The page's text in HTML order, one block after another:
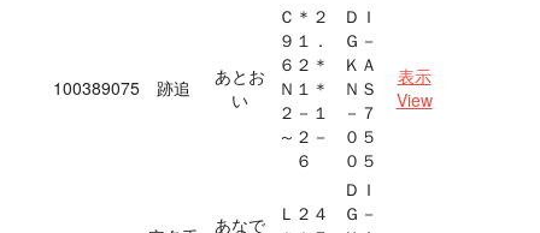
100389075 跡追
あとお
い
Ｃ＊２
９１．
６２＊
Ｎ１＊
２－１
～２－
６
ＤＩ
Ｇ－
ＫＡ
ＮＳ
－７
０５
０５
表示
View
あなで
Ｌ２４
ＤＩ
Ｇ－